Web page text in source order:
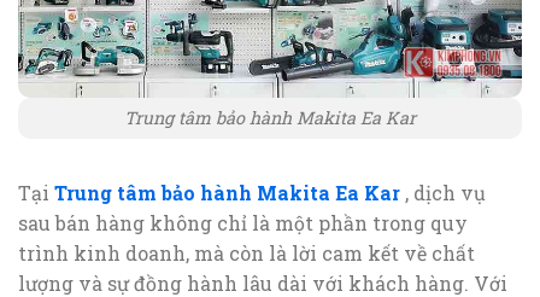
Trung tâm bảo hành Makita Ea Kar
Tại Trung tâm bảo hành Makita Ea Kar , dịch vụ
sau bán hàng không chỉ là một phần trong quy
trình kinh doanh, mà còn là lời cam kết về chất
lượng và sự đồng hành lâu dài với khách hàng. Với